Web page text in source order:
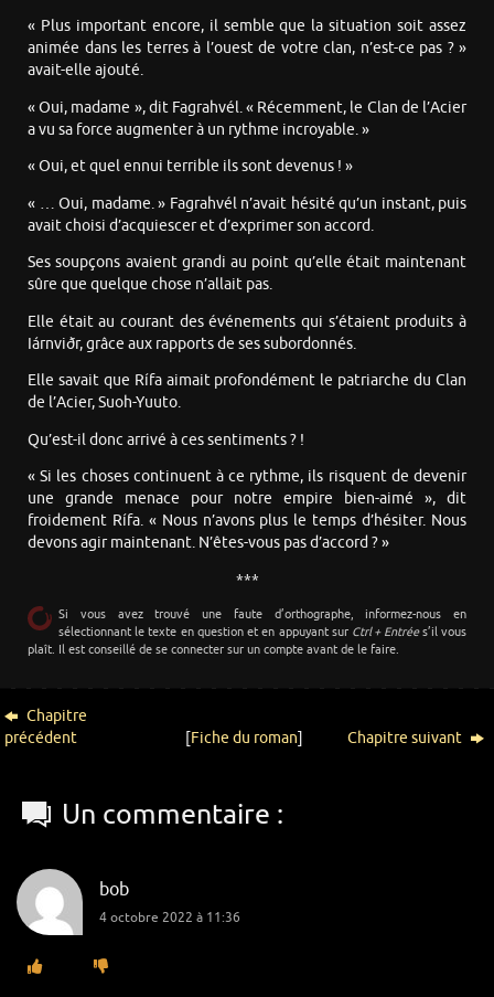
« Plus important encore, il semble que la situation soit assez
animée dans les terres à l’ouest de votre clan, n’est-ce pas ? »
avait-elle ajouté.
« Oui, madame », dit Fagrahvél. « Récemment, le Clan de l’Acier
a vu sa force augmenter à un rythme incroyable. »
« Oui, et quel ennui terrible ils sont devenus ! »
« … Oui, madame. » Fagrahvél n’avait hésité qu’un instant, puis
avait choisi d’acquiescer et d’exprimer son accord.
Ses soupçons avaient grandi au point qu’elle était maintenant
sûre que quelque chose n’allait pas.
Elle était au courant des événements qui s’étaient produits à
Iárnviðr, grâce aux rapports de ses subordonnés.
Elle savait que Rífa aimait profondément le patriarche du Clan
de l’Acier, Suoh-Yuuto.
Qu’est-il donc arrivé à ces sentiments ? !
« Si les choses continuent à ce rythme, ils risquent de devenir
une grande menace pour notre empire bien-aimé », dit
froidement Rífa. « Nous n’avons plus le temps d’hésiter. Nous
devons agir maintenant. N’êtes-vous pas d’accord ? »
***
Si vous avez trouvé une faute d’orthographe, informez-nous en
sélectionnant le texte en question et en appuyant sur Ctrl + Entrées’il vous
plaît. Il est conseillé de se connecter sur un compte avant de le faire.
Chapitre
précédent
[Fiche du roman] Chapitre suivant
Un commentaire :
bob
4 octobre 2022 à 11:36